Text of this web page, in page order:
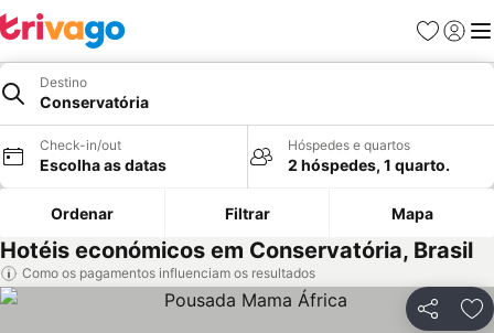
Favoritos
Iniciar
Destino
Conservatória
Check-in/out
Escolha as datas
Hóspedes e quartos
2 hóspedes, 1 quarto.
Ordenar Filtrar Mapa
Hotéis económicos em Conservatória, Brasil
Como os pagamentos influenciam os resultados
Partilhar